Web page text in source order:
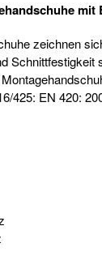
zeichnen
425: EN 420: